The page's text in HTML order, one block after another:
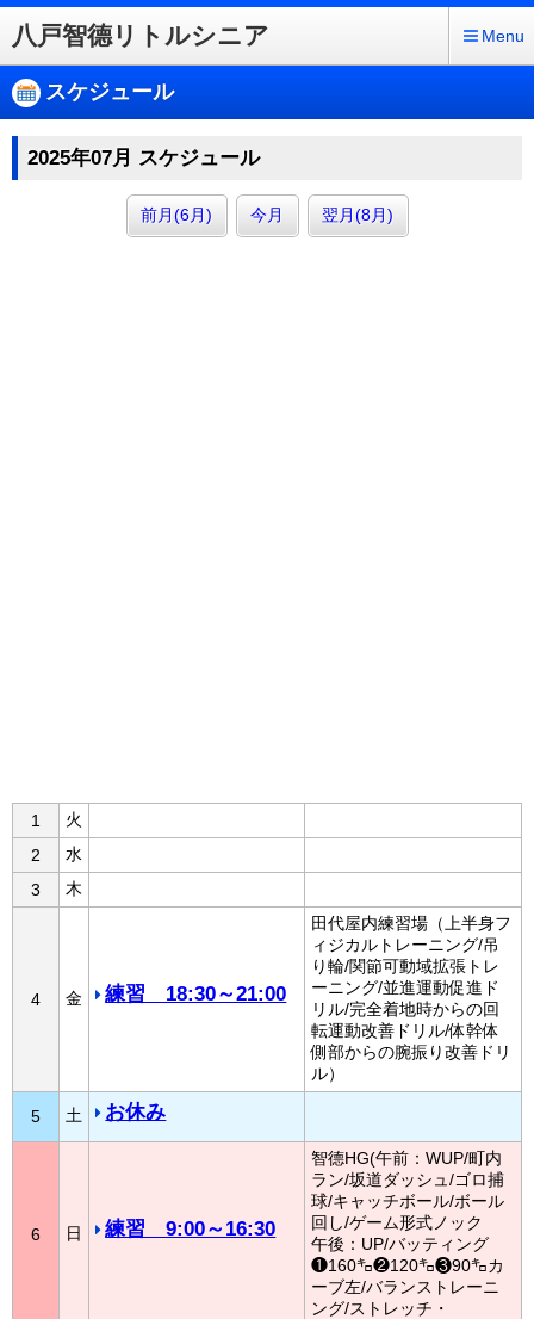
八戸智德リトルシニア Menu
スケジュール
2025年07月 スケジュール
前月(6月) 今月 翌月(8月)
1
火
2
水
3
木
4 金 練習 18:30～21:00
田代屋内練習場（上半身フ
ィジカルトレーニング/吊
り輪/関節可動域拡張トレ
ーニング/並進運動促進ド
リル/完全着地時からの回
転運動改善ドリル/体幹体
側部からの腕振り改善ドリ
ル）
5 土 お休み
6 日 練習 9:00～16:30
智德HG(午前：WUP/町内
ラン/坂道ダッシュ/ゴロ捕
球/キャッチボール/ボール
回し/ゲーム形式ノック
午後：UP/バッティング
❶160㌔❷120㌔❸90㌔カ
ーブ左/バランストレーニ
ング/ストレッチ・